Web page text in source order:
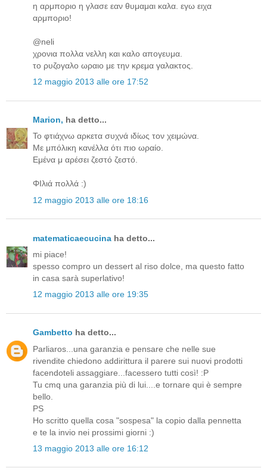
η αρμποριο η γλασε εαν θυμαμαι καλα. εγω ειχα
αρμποριο!
@neli
χρονια πολλα νελλη και καλο απογευμα.
το ρυζογαλο ωραιο με την κρεμα γαλακτος.
12 maggio 2013 alle ore 17:52
Μarion, ha detto...
Το φτιάχνω αρκετα συχνά ιδίως τον χειμώνα.
Με μπόλικη κανέλλα ότι πιο ωραίο.
Εμένα μ αρέσει ζεστό ζεστό.
ΦΙλιά πολλά :)
12 maggio 2013 alle ore 18:16
matematicaecucina ha detto...
mi piace!
spesso compro un dessert al riso dolce, ma questo fatto
in casa sarà superlativo!
12 maggio 2013 alle ore 19:35
Gambetto ha detto...
Parliaros...una garanzia e pensare che nelle sue
rivendite chiedono addirittura il parere sui nuovi prodotti
facendoteli assaggiare...facessero tutti così! :P
Tu cmq una garanzia più di lui....e tornare qui è sempre
bello.
PS
Ho scritto quella cosa "sospesa" la copio dalla pennetta
e te la invio nei prossimi giorni :)
13 maggio 2013 alle ore 16:12